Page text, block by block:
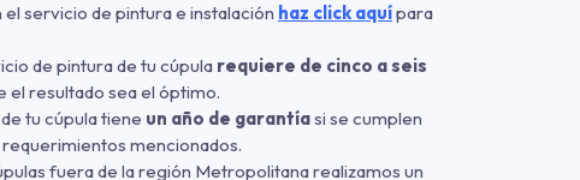
servicio de pintura e instalación haz click aquípara
de pintura de tu cúpula requiere de cinco a seis
el resultado sea el óptimo.
tu cúpula tiene un año de garantíasi se cumplen
mencionados.
fuera de la región Metropolitana realizamos un